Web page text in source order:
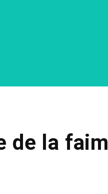
de la faim